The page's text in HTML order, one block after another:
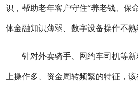
识，帮助老年客户守住“养老钱、保
体金融知识薄弱、数字设备操作不熟
针对外卖骑手、网约车司机等
上操作多、资金周转频繁的特征，该